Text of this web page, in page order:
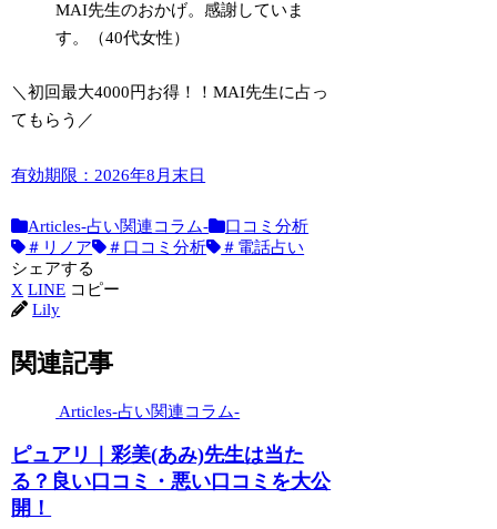
MAI先生のおかげ。感謝していま
す。（40代女性）
＼初回最大4000円お得！！MAI先生に占っ
てもらう／
有効期限：2026年8月末日
Articles-占い関連コラム-
口コミ分析
＃リノア
＃口コミ分析
＃電話占い
シェアする
X LINE コピー
Lily
関連記事
Articles-占い関連コラム-
ピュアリ｜彩美(あみ)先生は当た
る？良い口コミ・悪い口コミを大公
開！